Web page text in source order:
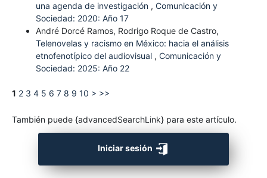
una agenda de investigación , Comunicación y
Sociedad: 2020: Año 17
André Dorcé Ramos, Rodrigo Roque de Castro,
Telenovelas y racismo en México: hacia el análisis
etnofenotípico del audiovisual , Comunicación y
Sociedad: 2025: Año 22
1 2 3 4 5 6 7 8 9 10 > >>
También puede {advancedSearchLink} para este artículo.
Iniciar sesión